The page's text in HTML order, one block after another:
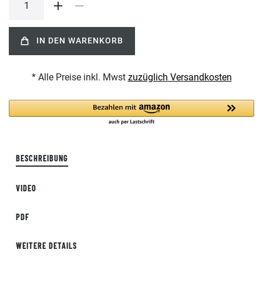
IN DEN WARENKORB
* Alle Preise inkl. Mwst zuzüglich Versandkosten
BESCHREIBUNG
VIDEO
PDF
WEITERE DETAILS